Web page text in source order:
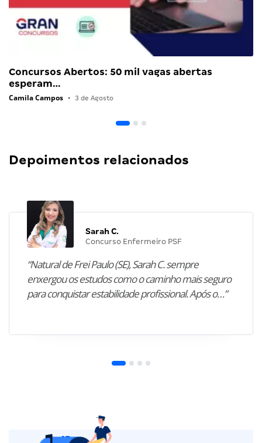
Concursos Abertos: 50 mil vagas abertas
esperam…
Camila Campos • 3 de Agosto
Depoimentos relacionados
Sarah C.
Concurso Enfermeiro PSF
“Natural de Frei Paulo (SE), Sarah C. sempre
enxergou os estudos como o caminho mais seguro
para conquistar estabilidade profissional. Após o…”